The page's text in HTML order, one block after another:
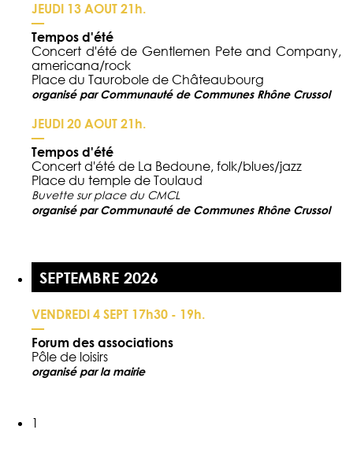
JEUDI 13 AOUT 21h.
—
Tempos d'été
Concert d'été de Gentlemen Pete and Company,
americana/rock
Place du Taurobole de Châteaubourg
organisé par Communauté de Communes Rhône Crussol
JEUDI 20 AOUT 21h.
—
Tempos d'été
Concert d'été de La Bedoune, folk/blues/jazz
Place du temple de Toulaud
Buvette sur place du CMCL
organisé par Communauté de Communes Rhône Crussol
SEPTEMBRE 2026
VENDREDI 4 SEPT 17h30 - 19h.
—
Forum des associations
Pôle de loisirs
organisé par la mairie
1